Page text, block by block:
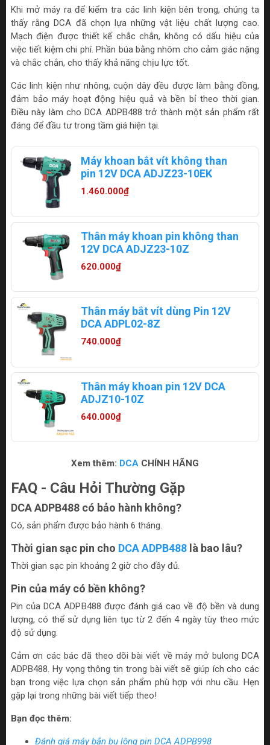
Khi mở máy ra để kiểm tra các linh kiện bên trong, chúng ta
thấy rằng DCA đã chọn lựa những vật liệu chất lượng cao.
Mạch điện được thiết kế chắc chắn, không có dấu hiệu của
việc tiết kiệm chi phí. Phần búa bằng nhôm cho cảm giác nặng
và chắc chắn, cho thấy khả năng chịu lực tốt.
Các linh kiện như nhông, cuộn dây đều được làm bằng đồng,
đảm bảo máy hoạt động hiệu quả và bền bỉ theo thời gian.
Điều này làm cho DCA ADPB488 trở thành một sản phẩm rất
đáng để đầu tư trong tầm giá hiện tại.
Máy khoan bắt vít không than
pin 12V DCA ADJZ23-10EK
1.460.000₫
Thân máy khoan pin không than
12V DCA ADJZ23-10Z
620.000₫
Thân máy bắt vít dùng Pin 12V
DCA ADPL02-8Z
740.000₫
Thân máy khoan pin 12V DCA
ADJZ10-10Z
640.000₫
Xem thêm: DCA CHÍNH HÃNG
FAQ - Câu Hỏi Thường Gặp
DCA ADPB488 có bảo hành không?
Có, sản phẩm được bảo hành 6 tháng.
Thời gian sạc pin cho DCA ADPB488 là bao lâu?
Thời gian sạc pin khoảng 2 giờ cho đầy đủ.
Pin của máy có bền không?
Pin của DCA ADPB488 được đánh giá cao về độ bền và dung
lượng, có thể sử dụng liên tục từ 2 đến 4 ngày tùy theo mức
độ sử dụng.
Cảm ơn các bác đã theo dõi bài viết về máy mở bulong DCA
ADPB488. Hy vọng thông tin trong bài viết sẽ giúp ích cho các
bạn trong việc lựa chọn sản phẩm phù hợp với nhu cầu. Hẹn
gặp lại trong những bài viết tiếp theo!
Bạn đọc thêm:
Đánh giá máy bắn bu lông pin DCA ADPB998